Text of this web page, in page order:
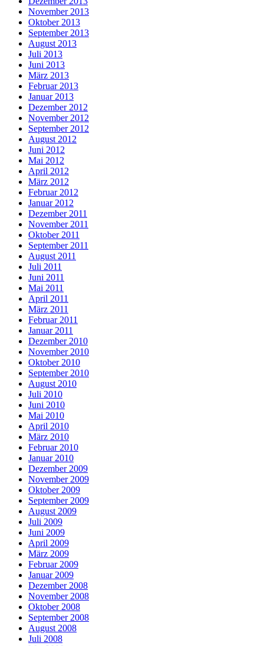
November 2013
Oktober 2013
September 2013
August 2013
Juli 2013
Juni 2013
März 2013
Februar 2013
Januar 2013
Dezember 2012
November 2012
September 2012
August 2012
Juni 2012
Mai 2012
April 2012
März 2012
Februar 2012
Januar 2012
Dezember 2011
November 2011
Oktober 2011
September 2011
August 2011
Juli 2011
Juni 2011
Mai 2011
April 2011
März 2011
Februar 2011
Januar 2011
Dezember 2010
November 2010
Oktober 2010
September 2010
August 2010
Juli 2010
Juni 2010
Mai 2010
April 2010
März 2010
Februar 2010
Januar 2010
Dezember 2009
November 2009
Oktober 2009
September 2009
August 2009
Juli 2009
Juni 2009
April 2009
März 2009
Februar 2009
Januar 2009
Dezember 2008
November 2008
Oktober 2008
September 2008
August 2008
Juli 2008